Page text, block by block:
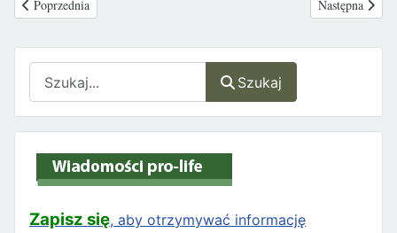
Szukaj
Zapisz się, aby otrzymywać informację
Poprzednia strona: "Cz\u0142owiek zacz\u0105\u0142
Poprzednia Następna
Następna